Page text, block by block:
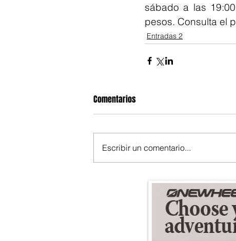
sábado a las
pesos. Consulta el
Entradas 2
Comentarios
Escribir un comentario...